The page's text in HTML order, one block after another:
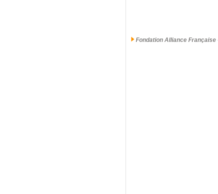
Fondation Alliance Française